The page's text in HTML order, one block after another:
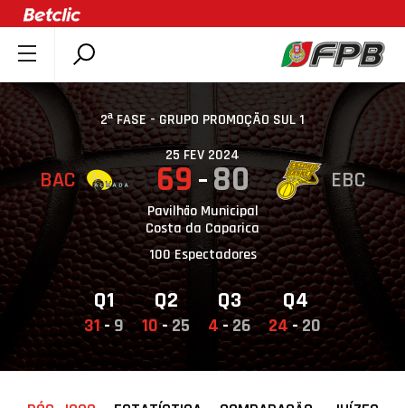
SOBRE A FPB
DOCUMENTOS
ÚLTIMAS
COMPETIÇÕES
ASSOCIAÇÕES
CLUBES
AGENTES
AGENDA
SELEÇÕES
MINIBASQUETE
ÁREA TÉCNICA
2ª FASE - GRUPO PROMOÇÃO SUL 1
25 FEV 2024
BAC 69 80 EBC
Pavilhão Municipal
Costa da Caparica
100 Espectadores
Q1
31-9
Q2
10-25
Q3
4-26
Q4
24-20